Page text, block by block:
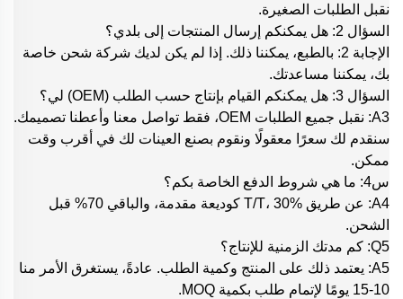
نقبل الطلبات الصغيرة.
السؤال 2: هل يمكنكم إرسال المنتجات إلى بلدي؟
الإجابة 2: بالطبع، يمكننا ذلك. إذا لم يكن لديك شركة شحن خاصة
بك، يمكننا مساعدتك.
السؤال 3: هل يمكنكم القيام بإنتاج حسب الطلب (OEM) لي؟
A3: نقبل جميع الطلبات OEM، فقط تواصل معنا وأعطنا تصميمك.
سنقدم لك سعرًا معقولًا ونقوم بصنع العينات لك في أقرب وقت
ممكن.
س4: ما هي شروط الدفع الخاصة بكم؟
A4: عن طريق T/T، 30% كوديعة مقدمة، والباقي 70% قبل
الشحن.
Q5: كم مدتك الزمنية للإنتاج؟
A5: يعتمد ذلك على المنتج وكمية الطلب. عادةً، يستغرق الأمر منا
10-15 يومًا لإتمام طلب بكمية MOQ.